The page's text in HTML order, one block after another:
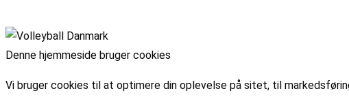
Denne hjemmeside bruger cookies
Vi bruger cookies til at optimere din oplevelse på sitet, til